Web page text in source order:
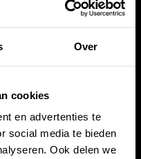
Over
cookies
en advertenties te
social media te bieden
Ook delen we
van Lelystad en